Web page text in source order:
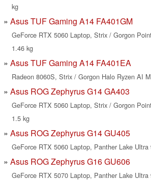
kg
Asus TUF Gaming A14 FA401GM
GeForce RTX 5060 Laptop, Strix / Gorgon
1.46 kg
Asus TUF Gaming A14 FA401EA
Radeon 8060S, Strix / Gorgon Halo Ryzen AI
Asus ROG Zephyrus G14 GA403
GeForce RTX 5060 Laptop, Strix / Gorgon
1.5 kg
Asus ROG Zephyrus G14 GU405
GeForce RTX 5060 Laptop, Panther Lake
Asus ROG Zephyrus G16 GU606
GeForce RTX 5070 Laptop, Panther Lake